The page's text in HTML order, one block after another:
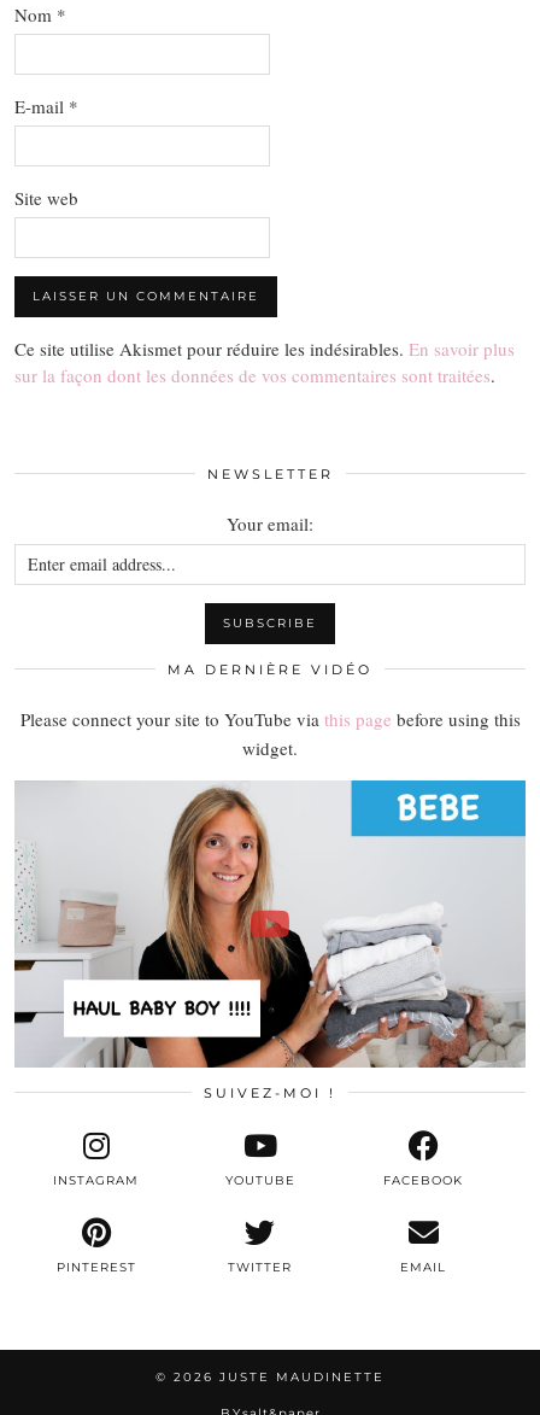
Nom *
E-mail *
Site web
Ce site utilise Akismet pour réduire les indésirables. En savoir plus
sur la façon dont les données de vos commentaires sont traitées.
NEWSLETTER
Your email:
MA DERNIÈRE VIDÉO
Please connect your site to YouTube via this page before using this
widget.
SUIVEZ-MOI !
TWITTER
INSTAGRAM FACEBOOK
PINTEREST
YOUTUBE
EMAIL
© 2026 JUSTE MAUDINETTE